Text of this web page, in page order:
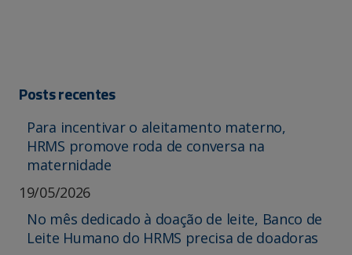
Posts recentes
Para incentivar o aleitamento materno,
HRMS promove roda de conversa na
maternidade
19/05/2026
No mês dedicado à doação de leite, Banco de
Leite Humano do HRMS precisa de doadoras